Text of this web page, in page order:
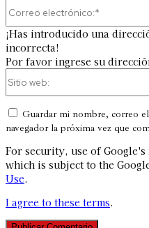
¡Has introducido una
incorrecta!
Por favor ingrese su
Guardar mi nombre, correo
navegador la próxima vez que
For security, use of
which is subject to the
Use.
I agree to these terms.